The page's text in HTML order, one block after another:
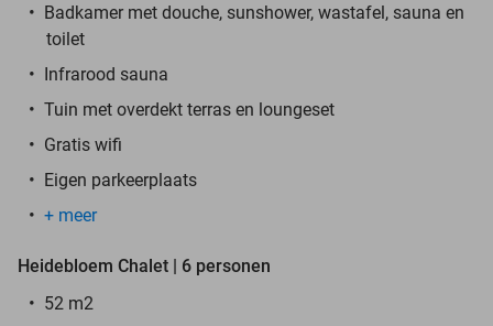
Badkamer met douche, sunshower, wastafel, sauna en
toilet
Infrarood sauna
Tuin met overdekt terras en loungeset
Gratis wifi
Eigen parkeerplaats
+ meer
Heidebloem Chalet | 6 personen
52 m2